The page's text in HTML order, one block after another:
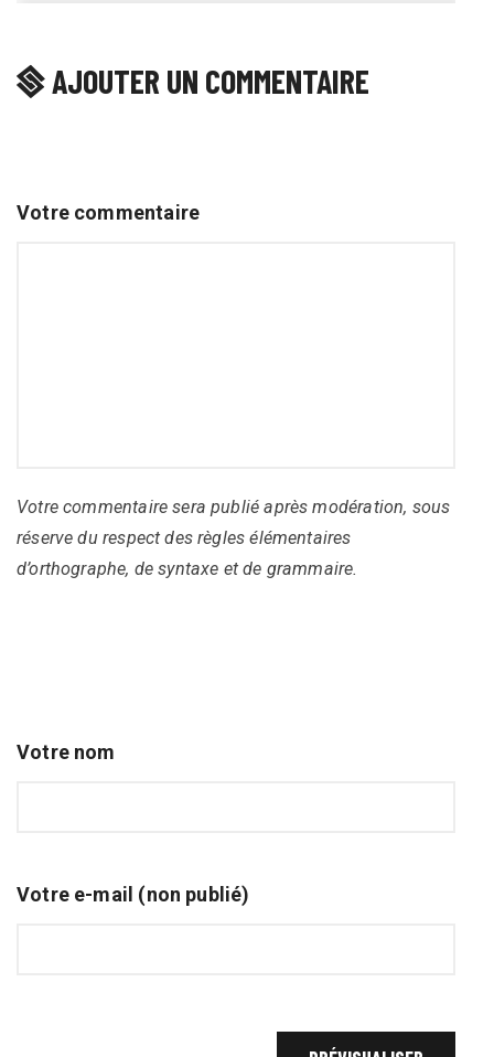
AJOUTER UN COMMENTAIRE
Votre commentaire
Votre commentaire sera publié après modération, sous
réserve du respect des règles élémentaires
d’orthographe, de syntaxe et de grammaire.
Votre nom
Votre e-mail (non publié)